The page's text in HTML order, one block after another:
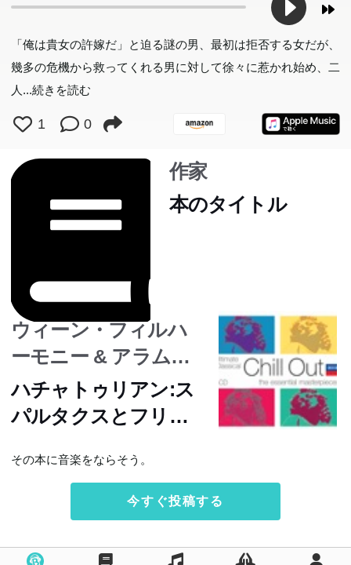
ス》から)
「俺は貴女の許嫁だ」と迫る謎の男、最初は拒否する女だが、
幾多の危機から救ってくれる男に対して徐々に惹かれ始め、二
人 ...続きを読む
1 0
作家
本のタイトル
ウィーン・フィルハ
ーモニー & アラム・
ハチャトゥリアン
ハチャトゥリアン:ス
パルタクスとフリー
レエ《スパルタク
その本に音楽をならそう。
今すぐ投稿する